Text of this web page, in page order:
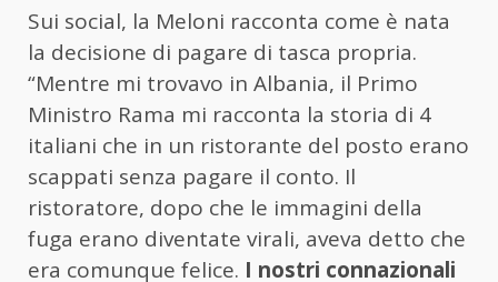
Sui social, la Meloni racconta come è nata
la decisione di pagare di tasca propria.
“Mentre mi trovavo in Albania, il Primo
Ministro Rama mi racconta la storia di 4
italiani che in un ristorante del posto erano
scappati senza pagare il conto. Il
ristoratore, dopo che le immagini della
fuga erano diventate virali, aveva detto che
era comunque felice. I nostri connazionali